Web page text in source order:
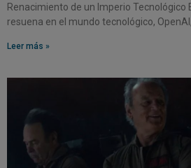
Renacimiento de un Imperio Tecnológico
resuena en el mundo tecnológico, OpenAI,
Leer más »